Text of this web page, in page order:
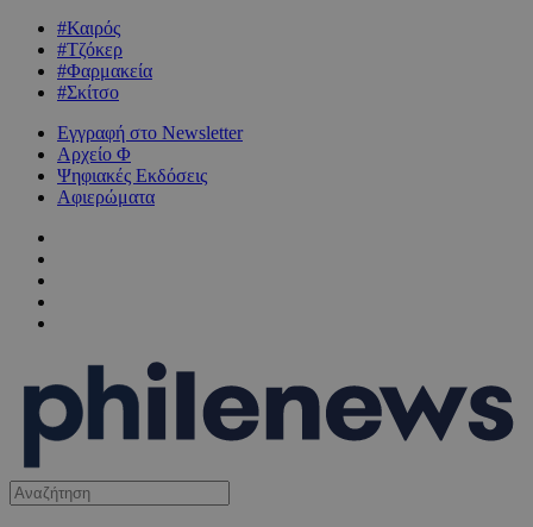
#Καιρός
#Τζόκερ
#Φαρμακεία
#Σκίτσο
Εγγραφή στο Newsletter
Αρχείο Φ
Ψηφιακές Εκδόσεις
Αφιερώματα